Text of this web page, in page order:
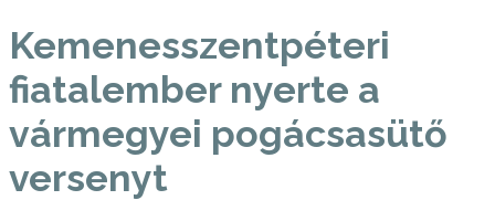
Kemenesszentpéteri
fiatalember nyerte a
vármegyei pogácsasütő
versenyt